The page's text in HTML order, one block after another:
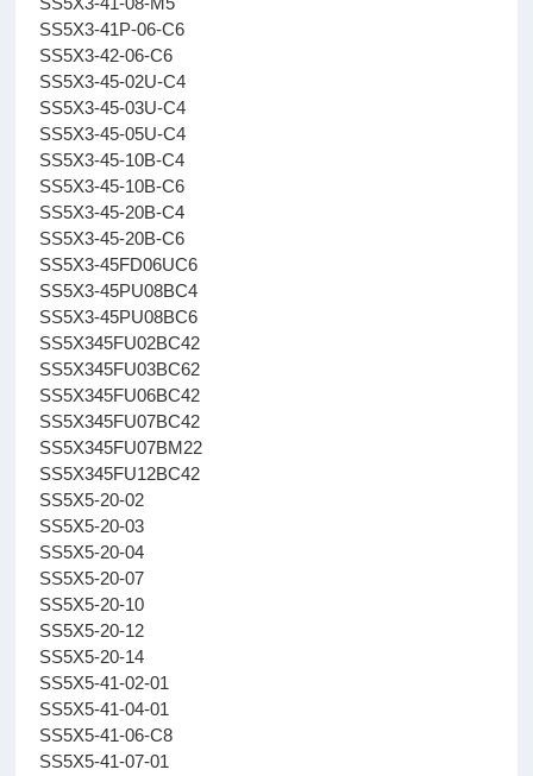
SS5X3-41P-06-C6
SS5X3-42-06-C6
SS5X3-45-02U-C4
SS5X3-45-03U-C4
SS5X3-45-05U-C4
SS5X3-45-10B-C4
SS5X3-45-10B-C6
SS5X3-45-20B-C4
SS5X3-45-20B-C6
SS5X3-45FD06UC6
SS5X3-45PU08BC4
SS5X3-45PU08BC6
SS5X345FU02BC42
SS5X345FU03BC62
SS5X345FU06BC42
SS5X345FU07BC42
SS5X345FU07BM22
SS5X345FU12BC42
SS5X5-20-02
SS5X5-20-03
SS5X5-20-04
SS5X5-20-07
SS5X5-20-10
SS5X5-20-12
SS5X5-20-14
SS5X5-41-02-01
SS5X5-41-04-01
SS5X5-41-06-C8
SS5X5-41-07-01